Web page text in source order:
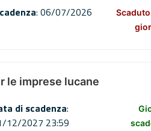
: 06/07/2026
le imprese lucane
di scadenza:
12/2027 23:59